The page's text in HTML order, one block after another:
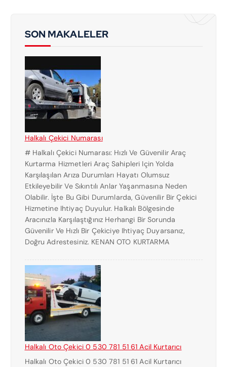
SON MAKALELER
Halkalı Çekici Numarası
# Halkalı Çekici Numarası: Hızlı Ve Güvenilir Araç
Kurtarma Hizmetleri Araç Sahipleri Için Yolda
Karşılaşılan Arıza Durumları Hayatı Olumsuz
Etkileyebilir Ve Sıkıntılı Anlar Yaşanmasına Neden
Olabilir. İşte Bu Gibi Durumlarda, Güvenilir Bir Çekici
Hizmetine Ihtiyaç Duyulur. Halkalı Bölgesinde
Aracınızla Karşılaştığınız Herhangi Bir Sorunda
Güvenilir Ve Hızlı Bir Çekiciye Ihtiyaç Duyarsanız,
Doğru Adrestesiniz. KENAN OTO KURTARMA
Halkalı Oto Çekici 0 530 781 51 61 Acil Kurtarıcı
Halkalı Oto Çekici 0 530 781 51 61 Acil Kurtarıcı